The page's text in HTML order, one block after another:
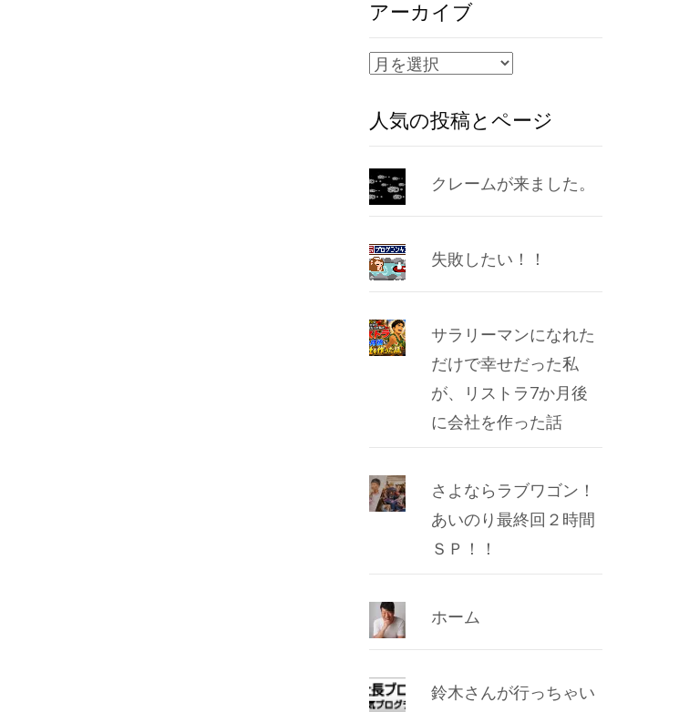
アーカイブ
ア
カ
イ
ブ
人気の投稿とページ
クレームが来ました。
失敗したい！！
サラリーマンになれた
だけで幸せだった私
が、リストラ7か月後
に会社を作った話
さよならラブワゴン！
あいのり最終回２時間
ＳＰ！！
ホーム
鈴木さんが行っちゃい